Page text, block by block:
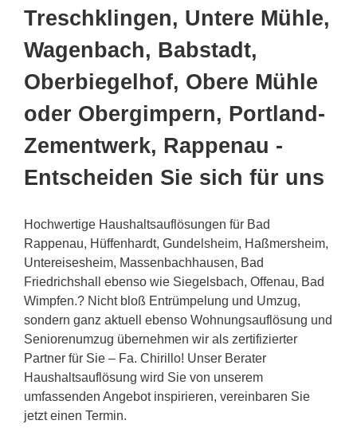
Treschklingen, Untere Mühle,
Wagenbach, Babstadt,
Oberbiegelhof, Obere Mühle
oder Obergimpern, Portland-
Zementwerk, Rappenau -
Entscheiden Sie sich für uns
Hochwertige Haushaltsauflösungen für Bad
Rappenau, Hüffenhardt, Gundelsheim, Haßmersheim,
Untereisesheim, Massenbachhausen, Bad
Friedrichshall ebenso wie Siegelsbach, Offenau, Bad
Wimpfen.? Nicht bloß Entrümpelung und Umzug,
sondern ganz aktuell ebenso Wohnungsauflösung und
Seniorenumzug übernehmen wir als zertifizierter
Partner für Sie – Fa. Chirillo! Unser Berater
Haushaltsauflösung wird Sie von unserem
umfassenden Angebot inspirieren, vereinbaren Sie
jetzt einen Termin.